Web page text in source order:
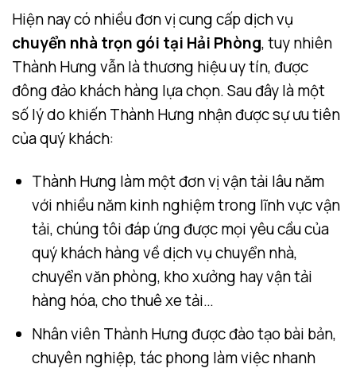
Hiện nay có nhiều đơn vị cung cấp dịch vụ
chuyển nhà trọn gói tại Hải Phòng, tuy nhiên
Thành Hưng vẫn là thương hiệu uy tín, được
đông đảo khách hàng lựa chọn. Sau đây là một
số lý do khiến Thành Hưng nhận được sự ưu tiên
của quý khách:
Thành Hưng làm một đơn vị vận tải lâu năm
với nhiều năm kinh nghiệm trong lĩnh vực vận
tải, chúng tôi đáp ứng được mọi yêu cầu của
quý khách hàng về dịch vụ chuyển nhà,
chuyển văn phòng, kho xưởng hay vận tải
hàng hóa, cho thuê xe tải…
Nhân viên Thành Hưng được đào tạo bài bản,
chuyên nghiệp, tác phong làm việc nhanh